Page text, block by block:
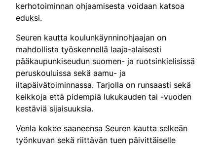
kerhotoiminnan ohjaamisesta voidaan katsoa
eduksi.
Seuren kautta koulunkäynninohjaajan on
mahdollista työskennellä laaja-alaisesti
pääkaupunkiseudun suomen- ja ruotsinkielisissä
peruskouluissa sekä aamu- ja
iltapäivätoiminnassa. Tarjolla on runsaasti sekä
keikkoja että pidempiä lukukauden tai -vuoden
kestäviä sijaisuuksia.
Venla kokee saaneensa Seuren kautta selkeän
työnkuvan sekä riittävän tuen päivittäiselle